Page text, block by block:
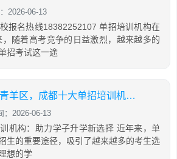
2026-06-13
报名热线18382252107 单招培训机构在
随着高考竞争的日益激烈，越来越多的
招考试这一途
单招培训机构成都青羊区，成都十大单招培训机构排名
：2026-06-13
机构：助力学子升学新选择 近年来，单
生的重要途径，吸引了越来越多的考生选
想的学